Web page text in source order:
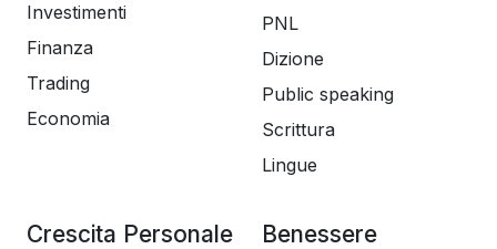
Investimenti
Finanza
Trading
Economia
PNL
Dizione
Public speaking
Scrittura
Lingue
Crescita Personale Benessere